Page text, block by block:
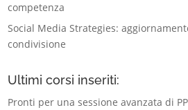
competenza
Social Media Strategies:
condivisione
Ultimi corsi inseriti:
Pronti per una sessione avanzata di